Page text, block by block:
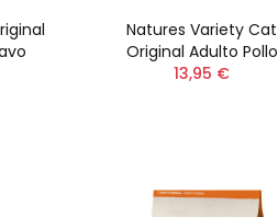
Natures Variety Cat
Original Adulto Pollo
13,95 €